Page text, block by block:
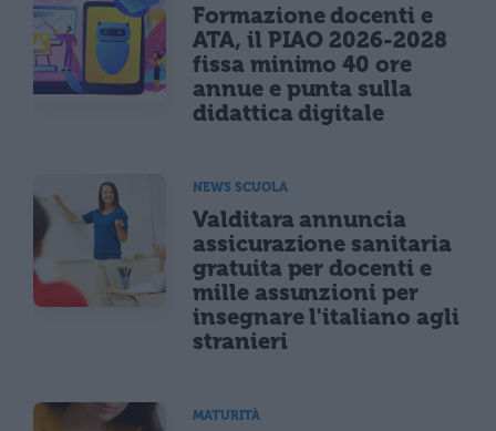
Formazione docenti e
ATA, il PIAO 2026-2028
fissa minimo 40 ore
annue e punta sulla
didattica digitale
NEWS SCUOLA
Valditara annuncia
assicurazione sanitaria
gratuita per docenti e
mille assunzioni per
insegnare l'italiano agli
stranieri
MATURITÀ